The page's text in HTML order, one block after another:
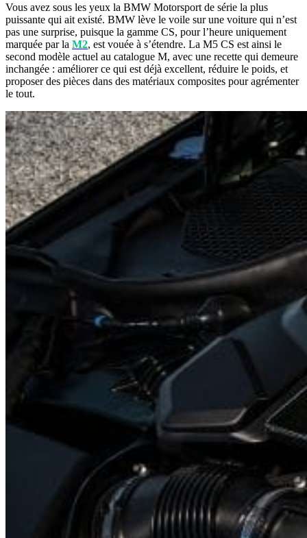
Vous avez sous les yeux la BMW Motorsport de série la plus
puissante qui ait existé. BMW lève le voile sur une voiture qui n’est
pas une surprise, puisque la gamme CS, pour l’heure uniquement
marquée par la M2, est vouée à s’étendre. La M5 CS est ainsi le
second modèle actuel au catalogue M, avec une recette qui demeure
inchangée : améliorer ce qui est déjà excellent, réduire le poids, et
proposer des pièces dans des matériaux composites pour agrémenter
le tout.